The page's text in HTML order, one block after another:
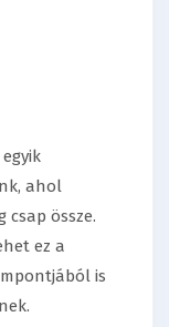
ahol
csap össze.
ez a
is